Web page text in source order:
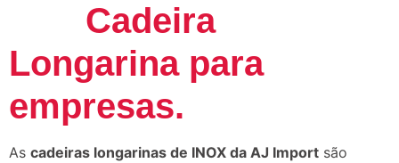
Cadeira
Longarina para
empresas.
As cadeiras longarinas de INOX da AJ Import são